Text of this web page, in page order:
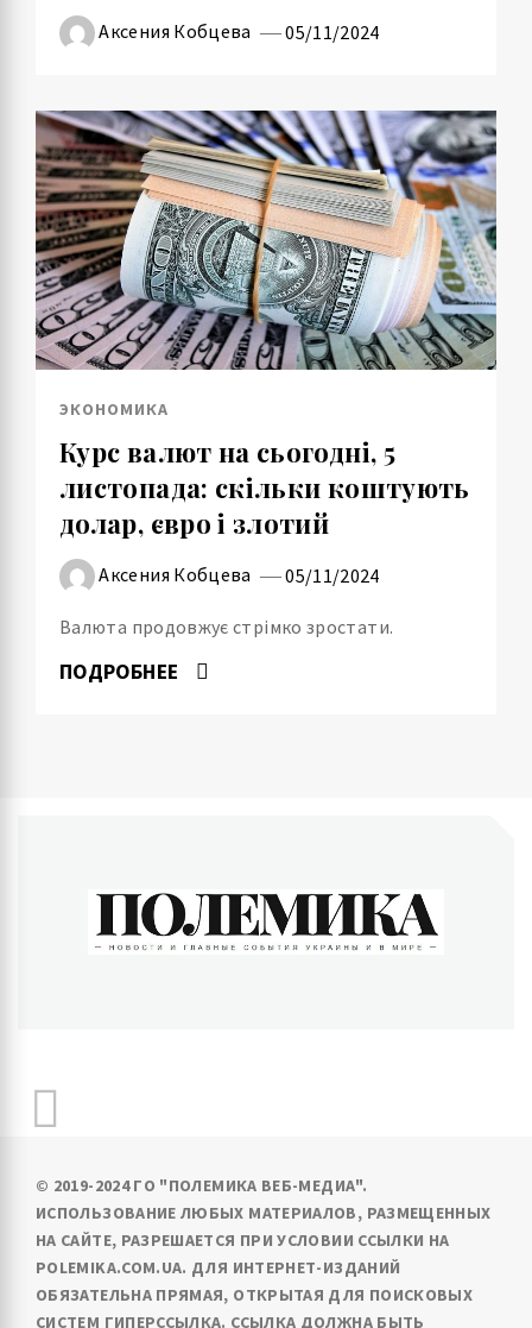
Аксения Кобцева 05/11/2024
ЭКОНОМИКА
Курс валют на сьогодні, 5
листопада: скільки коштують
долар, євро і злотий
Аксения Кобцева 05/11/2024
Валюта продовжує стрімко зростати.
ПОДРОБНЕЕ
© 2019-2024 ГО "ПОЛЕМИКА ВЕБ-МЕДИА".
ИСПОЛЬЗОВАНИЕ ЛЮБЫХ МАТЕРИАЛОВ, РАЗМЕЩЕННЫХ
НА САЙТЕ, РАЗРЕШАЕТСЯ ПРИ УСЛОВИИ ССЫЛКИ НА
POLEMIKA.COM.UA. ДЛЯ ИНТЕРНЕТ-ИЗДАНИЙ
ОБЯЗАТЕЛЬНА ПРЯМАЯ, ОТКРЫТАЯ ДЛЯ ПОИСКОВЫХ
СИСТЕМ ГИПЕРССЫЛКА. ССЫЛКА ДОЛЖНА БЫТЬ